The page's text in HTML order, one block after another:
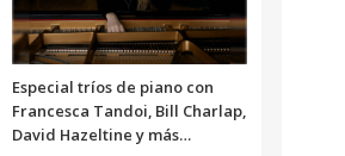
Especial tríos de piano con
Francesca Tandoi, Bill Charlap,
David Hazeltine y más…